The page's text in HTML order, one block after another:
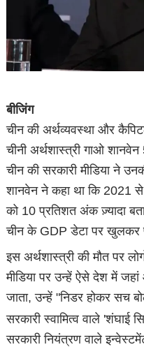
बीजिंग
चीन की अर्थव्यवस्था और
चीनी अर्थशास्त्री गाओ
चीन की सरकारी मीडिया ने
शानवेन ने कहा था कि 2021
को 10 प्रतिशत अंक ज़्यादा
चीन के GDP डेटा पर खुलकर
इस अर्थशास्त्री की मौत पर
मीडिया पर उन्हें ऐसे देश में जहां
जाता, उन्हें "निडर होकर सच
सरकारी स्वामित्व वाले 'शंघाई
सरकारी नियंत्रण वाले